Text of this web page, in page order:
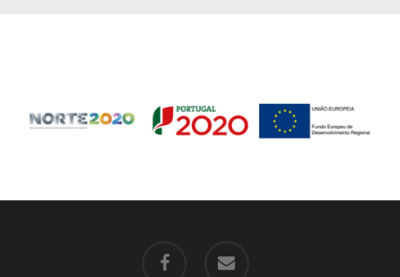
facebook